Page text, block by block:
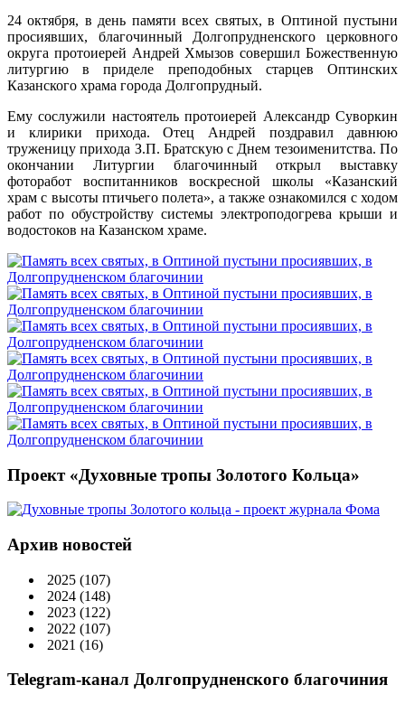
24 октября, в день памяти всех святых, в Оптиной пустыни
просиявших, благочинный Долгопрудненского церковного
округа протоиерей Андрей Хмызов совершил Божественную
литургию в приделе преподобных старцев Оптинских
Казанского храма города Долгопрудный.
Ему сослужили настоятель протоиерей Александр Суворкин
и клирики прихода. Отец Андрей поздравил давнюю
труженицу прихода З.П. Братскую с Днем тезоименитства. По
окончании Литургии благочинный открыл выставку
фоторабот воспитанников воскресной школы «Казанский
храм с высоты птичьего полета», а также ознакомился с ходом
работ по обустройству системы электроподогрева крыши и
водостоков на Казанском храме.
Проект «Духовные тропы Золотого Кольца»
Архив новостей
2025 (107)
2024 (148)
2023 (122)
2022 (107)
2021 (16)
Telegram-канал Долгопрудненского благочиния